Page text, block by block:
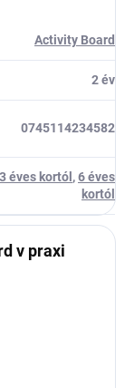
Activity Board
2 év
0745114234582
3 éves kortól ,6 éves
kortól
v praxi